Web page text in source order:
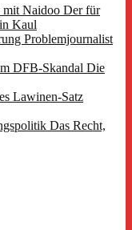
mit Naidoo Der für
Kaul
Problemjournalist
DFB-Skandal Die
Lawinen-Satz
Das Recht,